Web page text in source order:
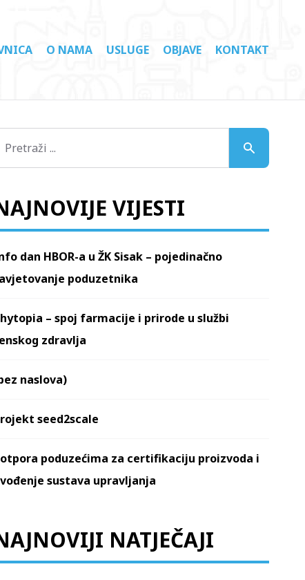
O NAMA USLUGE OBJAVE KONTAKT
VIJESTI
dan HBOR-a u ŽK Sisak – pojedinačno
poduzetnika
– spoj farmacije i prirode u službi
zdravlja
naslova)
seed2scale
poduzećima za certifikaciju proizvoda i
sustava upravljanja
NATJEČAJI